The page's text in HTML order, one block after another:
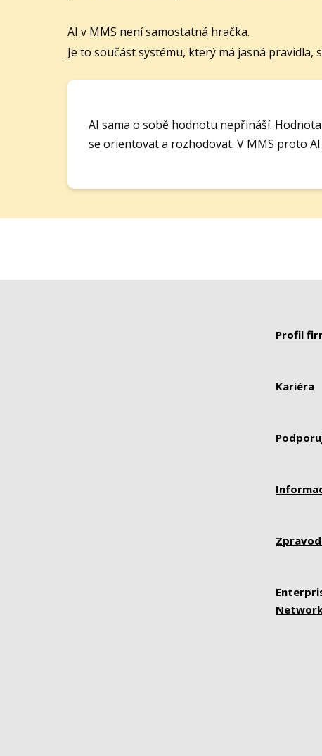
AI v MMS není samostatná hračka.
Je to součást systému, který má jasná
AI sama o sobě hodnotu nepřináší.
se orientovat a rozhodovat. V MMS proto
Profil
Kariéra